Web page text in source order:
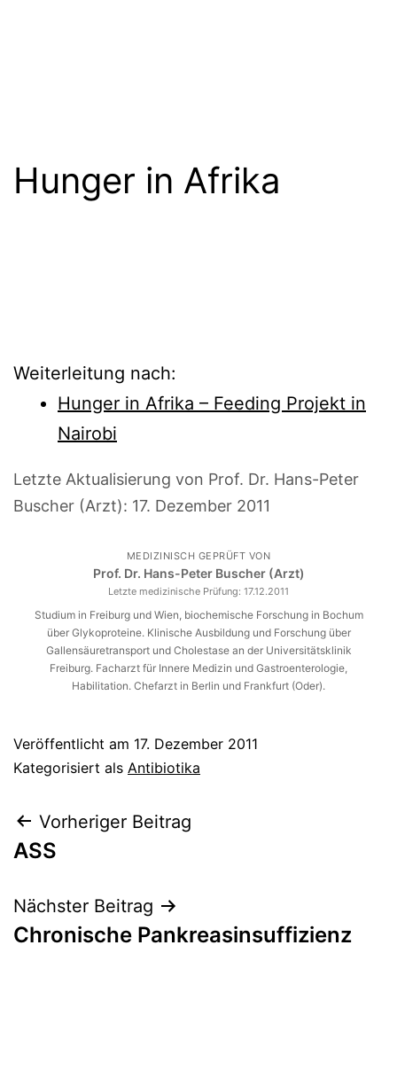
Hunger in Afrika
Weiterleitung nach:
Hunger in Afrika – Feeding Projekt in
Nairobi
Letzte Aktualisierung von Prof. Dr. Hans-Peter
Buscher (Arzt): 17. Dezember 2011
MEDIZINISCH GEPRÜFT VON
Prof. Dr. Hans-Peter Buscher (Arzt)
Letzte medizinische Prüfung: 17.12.2011
Studium in Freiburg und Wien, biochemische Forschung in Bochum
über Glykoproteine. Klinische Ausbildung und Forschung über
Gallensäuretransport und Cholestase an der Universitätsklinik
Freiburg. Facharzt für Innere Medizin und Gastroenterologie,
Habilitation. Chefarzt in Berlin und Frankfurt (Oder).
Veröffentlicht am 17. Dezember 2011
Kategorisiert als Antibiotika
Beitragsnavigation
Vorheriger Beitrag
ASS
Nächster Beitrag
Chronische Pankreasinsuffizienz